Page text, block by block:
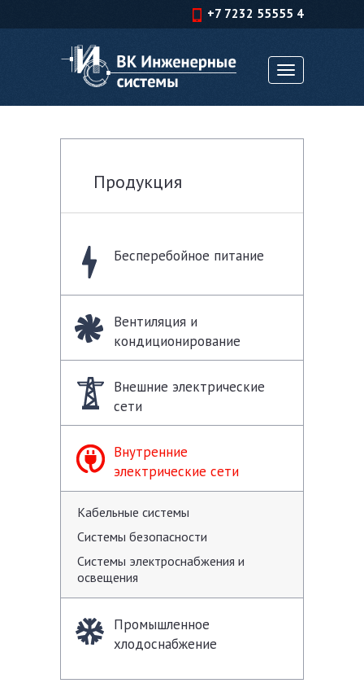
+7 7232 55555 4
Toggle
navigation
Продукция
Бесперебойное питание
Вентиляция и
кондиционирование
Внешние электрические
сети
Внутренние
электрические сети
Кабельные системы
Системы безопасности
Системы электроснабжения и
освещения
Промышленное
хлодоснабжение